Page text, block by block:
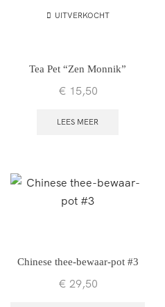
UITVERKOCHT
Tea Pet “Zen Monnik”
€ 15,50
LEES MEER
Chinese thee-bewaar-pot #3
€ 29,50